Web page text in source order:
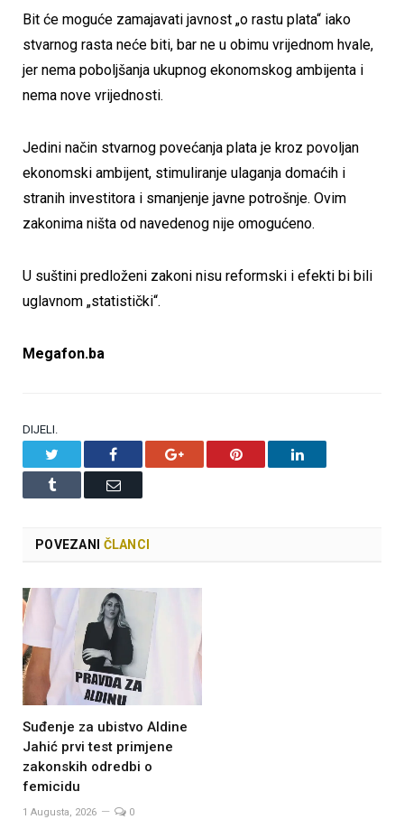
Bit će moguće zamajavati javnost „o rastu plata“ iako
stvarnog rasta neće biti, bar ne u obimu vrijednom hvale,
jer nema poboljšanja ukupnog ekonomskog ambijenta i
nema nove vrijednosti.
Jedini način stvarnog povećanja plata je kroz povoljan
ekonomski ambijent, stimuliranje ulaganja domaćih i
stranih investitora i smanjenje javne potrošnje. Ovim
zakonima ništa od navedenog nije omogućeno.
U suštini predloženi zakoni nisu reformski i efekti bi bili
uglavnom „statistički“.
Megafon.ba
DIJELI.
Facebook Google+ Pinterest LinkedIn
Tumblr Email
POVEZANI ČLANCI
Suđenje za ubistvo Aldine
Jahić prvi test primjene
zakonskih odredbi o
femicidu
1 Augusta, 2026 0